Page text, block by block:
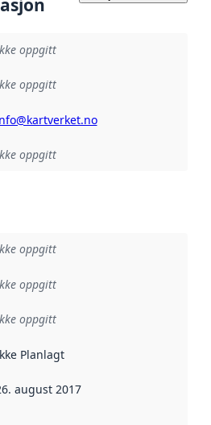
oppgitt
oppgitt
oppgitt
oppgitt
: oppgitt
oppgitt
: Planlagt
sier når dataene i dette
august 2017